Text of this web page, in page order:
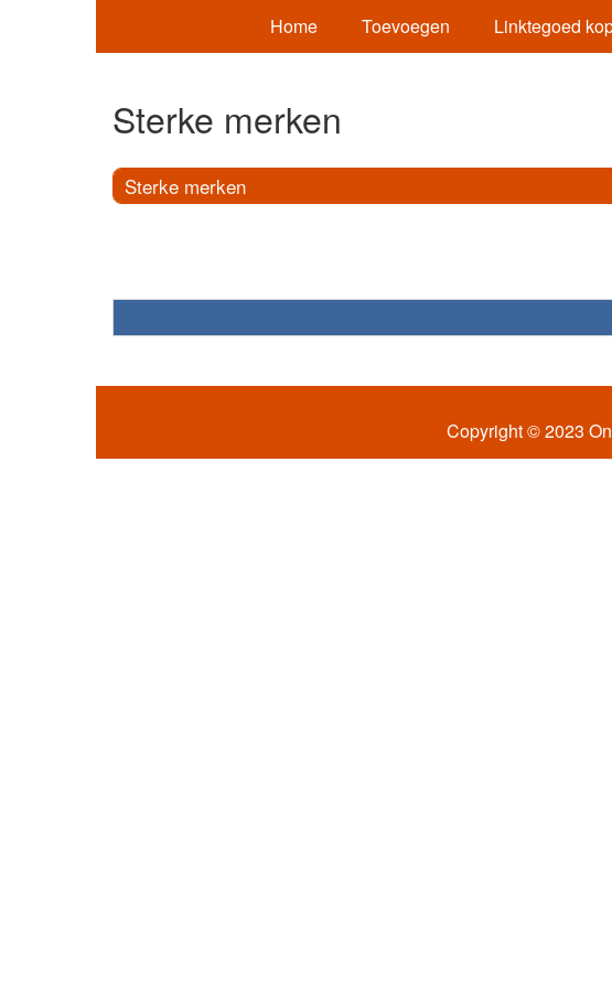
Home Toevoegen Linktegoed
Sterke merken
Sterke merken
Copyright © 2023